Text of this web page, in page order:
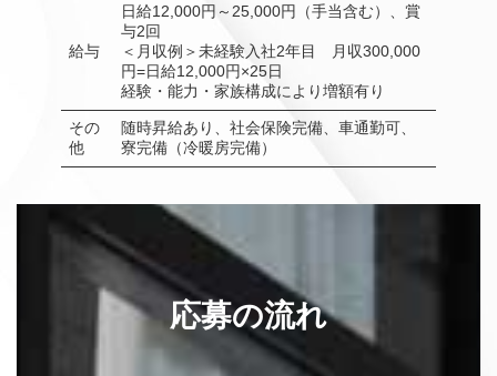
給与
日給12,000円～25,000円（手当含む）、賞
与2回
＜月収例＞未経験入社2年目 月収300,000
円=日給12,000円×25日
経験・能力・家族構成により増額有り
その
他
随時昇給あり、社会保険完備、車通勤可、
寮完備（冷暖房完備）
応募の流れ